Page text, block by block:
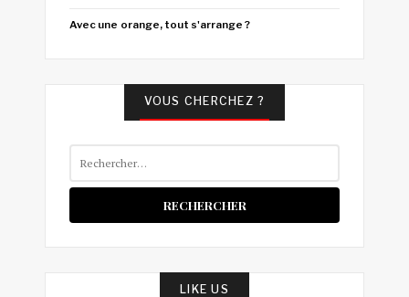
Avec une orange, tout s'arrange ?
VOUS CHERCHEZ ?
LIKE US